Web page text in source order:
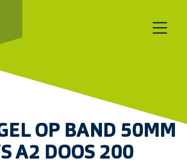
OP BAND 50MM
A2 DOOS 200